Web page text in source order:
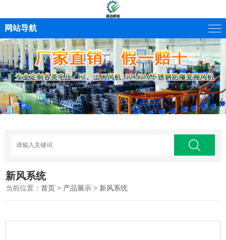
网站导航
新风系统
当前位置：首页 > 产品展示 > 新风系统